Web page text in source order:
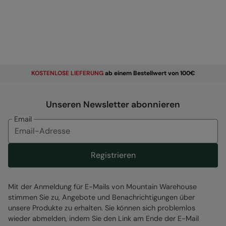
KOSTENLOSE LIEFERUNGab einem Bestellwert von 100€
Unseren Newsletter abonnieren
Email
Registrieren
Mit der Anmeldung für E-Mails von Mountain Warehouse
stimmen Sie zu, Angebote und Benachrichtigungen über
unsere Produkte zu erhalten. Sie können sich problemlos
wieder abmelden, indem Sie den Link am Ende der E-Mail